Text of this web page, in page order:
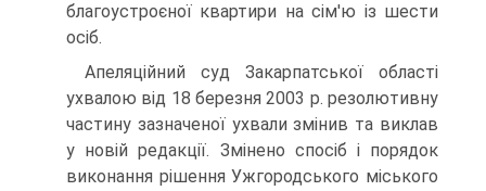
благоустроєної квартири на сім'ю із шести
осіб.
Апеляційний суд Закарпатської області
ухвалою від 18 березня 2003 р. резолютивну
частину зазначеної ухвали змінив та виклав
у новій редакції. Змінено спосіб і порядок
виконання рішення Ужгородського міського